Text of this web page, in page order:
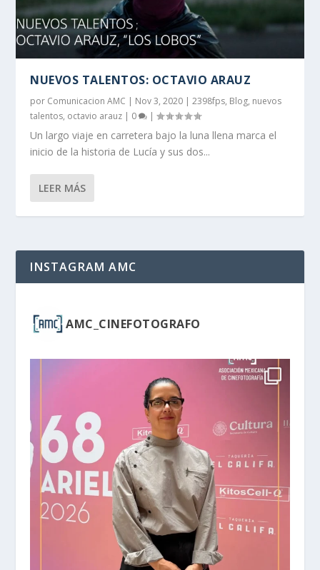
NUEVOS TALENTOS: OCTAVIO ARAUZ
por Comunicacion AMC | Nov 3, 2020 |2398fps, Blog, nuevos
talentos, octavio arauz | 0 |
Un largo viaje en carretera bajo la luna llena marca el
inicio de la historia de Lucía y sus dos...
LEER MÁS
INSTAGRAM AMC
AMC_CINEFOTOGRAFO